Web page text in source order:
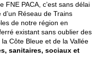
FNE PACA, c’est sans délai
d’un Réseau de Trains
de notre région en
existant sans oublier des
Côte Bleue et de la Vallée
sanitaires, sociaux et